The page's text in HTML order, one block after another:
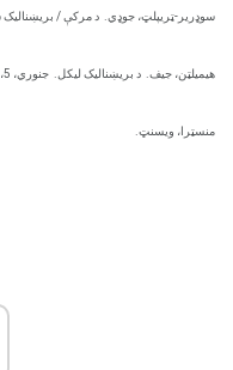
سوډریر-ټریپلټ، جوډي. د مرکې / بریښنالیک
هیمیلټن، جیف. د بریښناليک لیکل. جنوري، 5، 2011.
منسټرا، ویسنټ.